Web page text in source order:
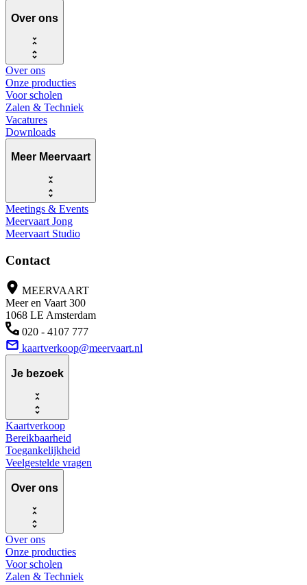
Over ons
Over ons
Onze producties
Voor scholen
Zalen & Techniek
Vacatures
Downloads
Meer Meervaart
Meetings & Events
Meervaart Jong
Meervaart Studio
Contact
MEERVAART
Meer en Vaart 300
1068 LE Amsterdam
020 - 4107 777
kaartverkoop@meervaart.nl
Je bezoek
Kaartverkoop
Bereikbaarheid
Toegankelijkheid
Veelgestelde vragen
Over ons
Over ons
Onze producties
Voor scholen
Zalen & Techniek